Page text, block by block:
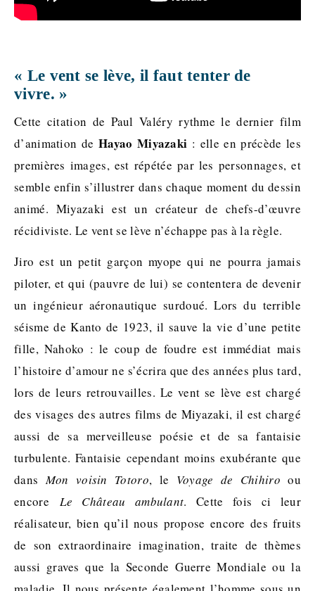
« Le vent se lève, il faut tenter de
vivre. »
Cette citation de Paul Valéry rythme le dernier film
d’animation de Hayao Miyazaki : elle en précède les
premières images, est répétée par les personnages, et
semble enfin s’illustrer dans chaque moment du dessin
animé. Miyazaki est un créateur de chefs-d’œuvre
récidiviste. Le vent se lève n’échappe pas à la règle.
Jiro est un petit garçon myope qui ne pourra jamais
piloter, et qui (pauvre de lui) se contentera de devenir
un ingénieur aéronautique surdoué. Lors du terrible
séisme de Kanto de 1923, il sauve la vie d’une petite
fille, Nahoko : le coup de foudre est immédiat mais
l’histoire d’amour ne s’écrira que des années plus tard,
lors de leurs retrouvailles. Le vent se lève est chargé
des visages des autres films de Miyazaki, il est chargé
aussi de sa merveilleuse poésie et de sa fantaisie
turbulente. Fantaisie cependant moins exubérante que
dansMon voisin Totoro, le Voyage de Chihiro ou
encoreLe Château ambulant. Cette fois ci leur
réalisateur, bien qu’il nous propose encore des fruits
de son extraordinaire imagination, traite de thèmes
aussi graves que la Seconde Guerre Mondiale ou la